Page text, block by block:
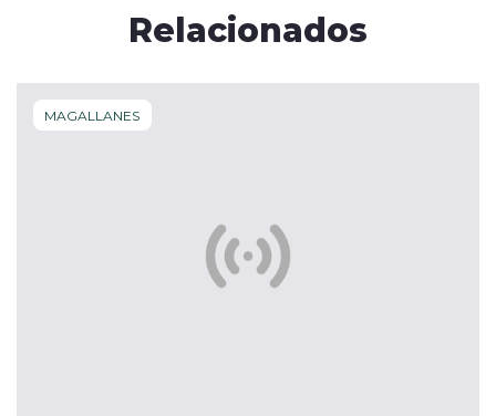
Relacionados
MAGALLANES